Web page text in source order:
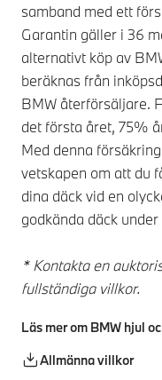
samband med ett
Garantin gäller i 36
alternativt köp av
beräknas från
BMW återförsäljare.
det första året, 75%
Med denna
vetskapen om att du
dina däck vid en
godkända däck
* Kontakta en
fullständiga villkor.
Läs mer om BMW hjul
Allmänna villkor